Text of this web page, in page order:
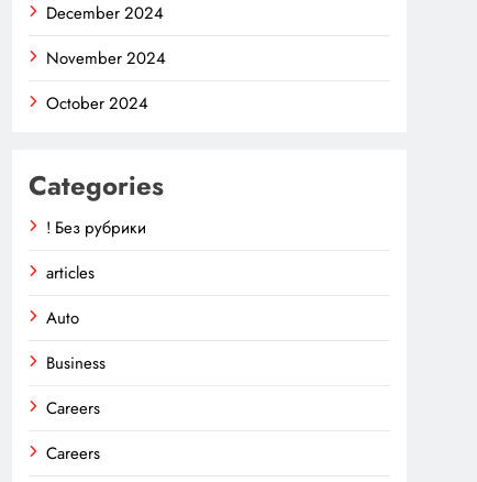
December 2024
November 2024
October 2024
Categories
! Без рубрики
articles
Auto
Business
Careers
Careers